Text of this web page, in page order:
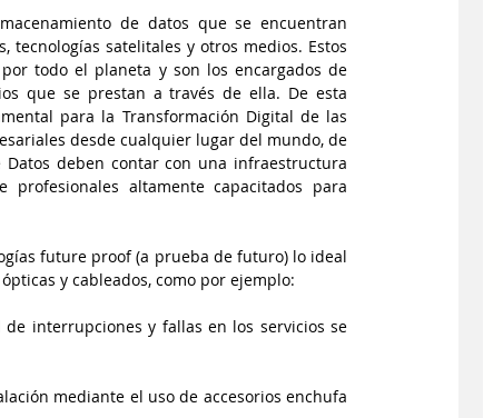
de datos que se encuentran
tecnologías satelitales y otros medios. Estos
todo el planeta y son los encargados de
que se prestan a través de ella. De esta
para la Transformación Digital de las
desde cualquier lugar del mundo, de
Datos deben contar con una infraestructura
altamente capacitados para
future proof (a prueba de futuro) lo ideal
y cableados, como por ejemplo:
interrupciones y fallas en los servicios se
mediante el uso de accesorios enchufa